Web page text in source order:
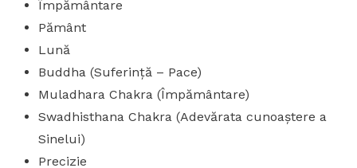
Împământare
Pământ
Lună
Buddha (Suferință – Pace)
Muladhara Chakra (Împământare)
Swadhisthana Chakra (Adevărata cunoaștere a
Sinelui)
Precizie